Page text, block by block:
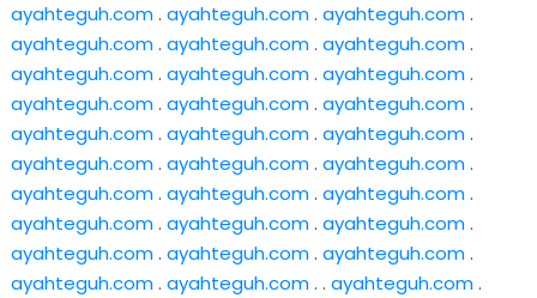
ayahteguh.com. ayahteguh.com. ayahteguh.com.
ayahteguh.com. ayahteguh.com. ayahteguh.com.
ayahteguh.com. ayahteguh.com. ayahteguh.com.
ayahteguh.com. ayahteguh.com. ayahteguh.com.
ayahteguh.com. ayahteguh.com. ayahteguh.com.
ayahteguh.com. ayahteguh.com. ayahteguh.com.
ayahteguh.com. ayahteguh.com. ayahteguh.com.
ayahteguh.com. ayahteguh.com. ayahteguh.com.
ayahteguh.com. ayahteguh.com. ayahteguh.com.
ayahteguh.com. ayahteguh.com. . ayahteguh.com.